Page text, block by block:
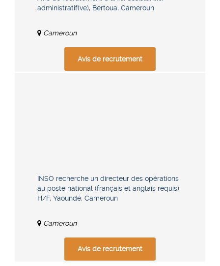
administratif(ve), Bertoua, Cameroun
Cameroun
Avis de recrutement
INSO recherche un directeur des opérations
au poste national (français et anglais requis),
H/F, Yaoundé, Cameroun
Cameroun
Avis de recrutement